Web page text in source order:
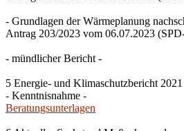
- Grundlagen der Wärmeplanung
Antrag 203/2023 vom 06.07.2023
- mündlicher Bericht -
5 Energie- und Klimaschutzbericht 2021
- Kenntnisnahme -
Beratungsunterlagen